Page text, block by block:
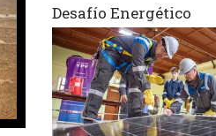
Desafío Energético